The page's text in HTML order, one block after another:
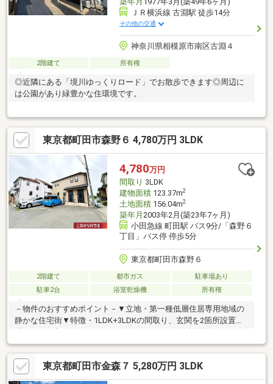
ＪＲ横浜線 古淵駅 徒歩14分
その他の交通
神奈川県相模原市南区古淵４
2階建て 所有権
◎近隣にある「境川ゆっくりロード」でお散歩できます◎周辺に
は公園があり緑豊かな住環境です。
東京都町田市森野６ 4,780万円 3LDK
4,780万円
間取り 3LDK
建物面積123.37m2
土地面積156.04m2
築年月 2003年2月(築23年7ヶ月)
小田急線 町田駅 バス9分/「森野６
丁目」バス停 停歩5分
東京都町田市森野６
2階建て 都市ガス
駐車場あり
駐車2台
浴室乾燥機 所有権
－物件のおすすめポイント－▼立地・第一種低層住居専用地域の
静かな住宅街▼特徴・1LDK+3LDKの間取り、玄関を2箇所設置・2
階LDKには南西向きバルコニー付・スペースを有効活用しやすい
壁付キッチン・各洋室に2面採光・クローゼットを確保・和室約
7.5帖には押入・仏壇を設置・雨の日の洗濯もはかどる浴室乾燥機
付・駐車スペース2台分有(車種による)▼周辺環境・オーケー町田
森野店 徒歩9分(約690m)・スギ薬局町田森野店 徒歩6分(約460m)■
東京都町田市金森７ 5,280万円 3LDK